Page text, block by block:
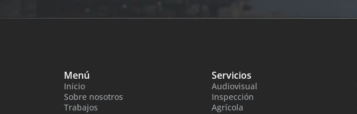
Menú
Inicio
Sobre nosotros
Trabajos
Servicios
Audiovisual
Inspección
Agrícola